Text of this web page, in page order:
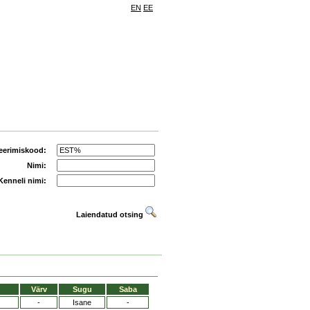
EN EE
Nimi:
nimi:
Laiendatud otsing
Värv Sugu
Saba
- Isane -